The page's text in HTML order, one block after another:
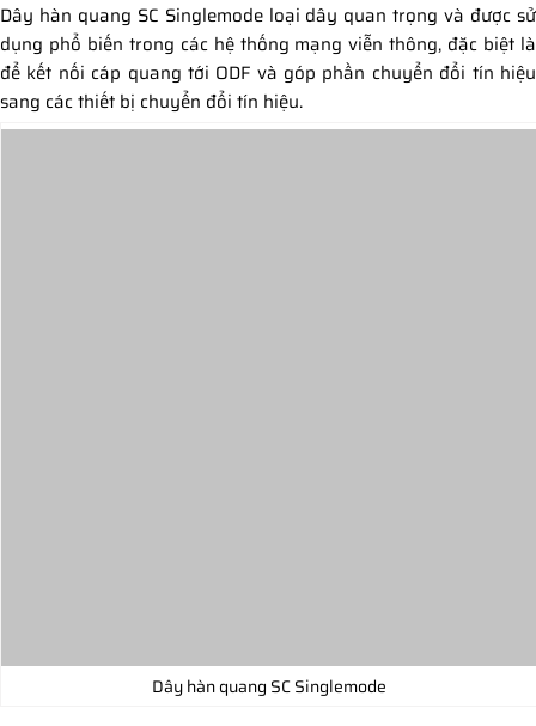
Dây hàn quang SC Singlemode loại dây quan trọng và được sử
dụng phổ biến trong các hệ thống mạng viễn thông, đặc biệt là
để kết nối cáp quang tới ODF và góp phần chuyển đổi tín hiệu
sang các thiết bị chuyển đổi tín hiệu.
Dây hàn quang SC Singlemode